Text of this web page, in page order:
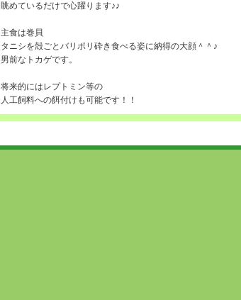
眺めているだけで心躍ります♪♪
主食は巻貝
タニシを殻ごとバリポリ砕き食べる姿に納得の大顔＾＾♪
男前なトカゲです。
将来的にはレプトミン等の
人工飼料への餌付けも可能です！！